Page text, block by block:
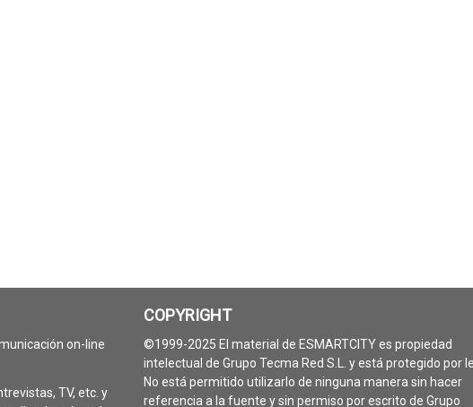
on-line
TV, etc. y
COPYRIGHT
©1999-2025 El material de ESMARTCITY es propiedad
intelectual de Grupo Tecma Red S.L. y está protegido por
No está permitido utilizarlo de ninguna manera sin hacer
referencia a la fuente y sin permiso por escrito de Grupo